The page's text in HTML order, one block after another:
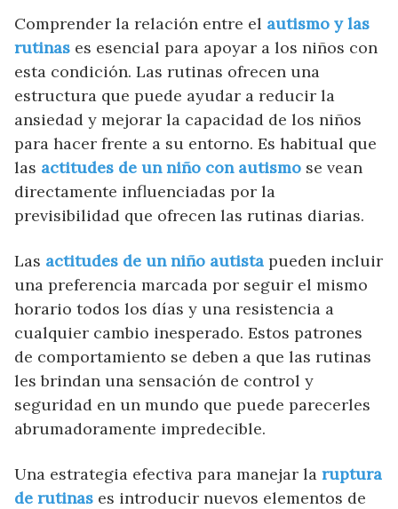
Comprender la relación entre el autismo y las
rutinas es esencial para apoyar a los niños con
esta condición. Las rutinas ofrecen una
estructura que puede ayudar a reducir la
ansiedad y mejorar la capacidad de los niños
para hacer frente a su entorno. Es habitual que
las actitudes de un niño con autismo se vean
directamente influenciadas por la
previsibilidad que ofrecen las rutinas diarias.
Las actitudes de un niño autista pueden incluir
una preferencia marcada por seguir el mismo
horario todos los días y una resistencia a
cualquier cambio inesperado. Estos patrones
de comportamiento se deben a que las rutinas
les brindan una sensación de control y
seguridad en un mundo que puede parecerles
abrumadoramente impredecible.
Una estrategia efectiva para manejar la ruptura
de rutinas es introducir nuevos elementos de